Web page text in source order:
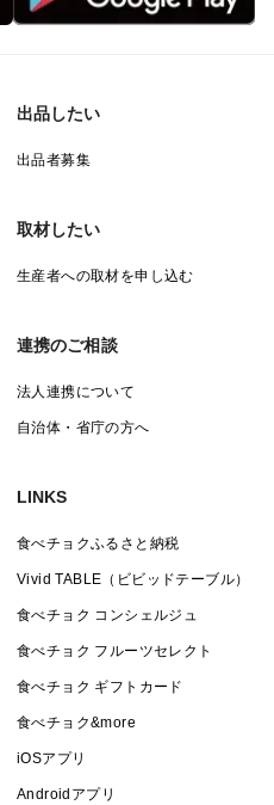
出品したい
出品者募集
取材したい
生産者への取材を申し込む
連携のご相談
法人連携について
自治体・省庁の方へ
LINKS
食べチョクふるさと納税
Vivid TABLE（ビビッドテーブル）
食べチョク コンシェルジュ
食べチョク フルーツセレクト
食べチョク ギフトカード
食べチョク&more
iOSアプリ
Androidアプリ